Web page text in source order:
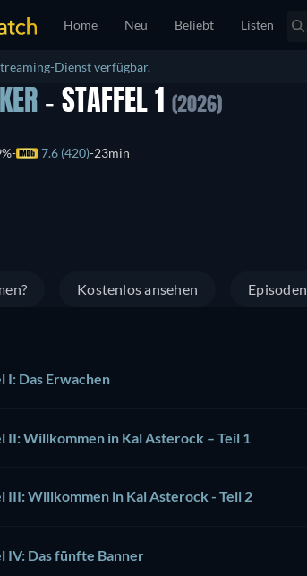
Home Neu Beliebt Listen
Dienst verfügbar.
- STAFFEL 1 (2026)
7.6 (420) 23min
Kostenlos ansehen Episoden
I: Das Erwachen
II: Willkommen in Kal Asterock – Teil 1
III: Willkommen in Kal Asterock - Teil 2
IV: Das fünfte Banner